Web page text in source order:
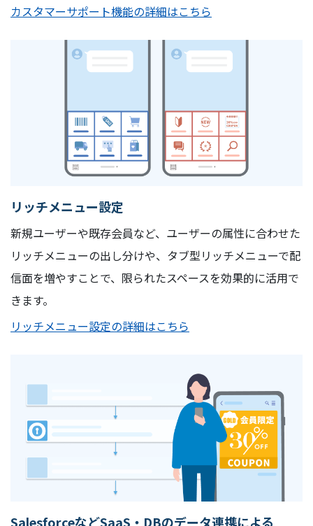
カスタマーサポート機能の詳細はこちら
リッチメニュー設定
新規ユーザーや既存会員など、ユーザーの属性に合わせた
リッチメニューの出し分けや、タブ型リッチメニューで配
信面を増やすことで、限られたスペースを効果的に活用で
きます。
リッチメニュー設定の詳細はこちら
SalesforceなどSaaS・DBのデータ連携による